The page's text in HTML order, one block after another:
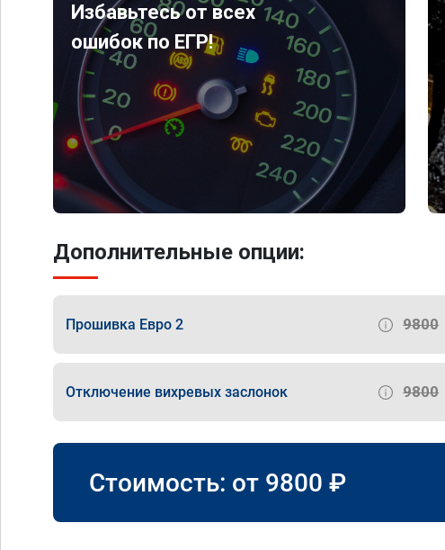
Избавьтесь от всех
ошибок по ЕГР!
Дополнительные опции:
Прошивка Евро 2 9800
Отключение вихревых заслонок 9800
Стоимость: от 9800 ₽